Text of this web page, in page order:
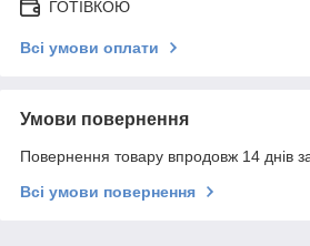
ГОТІВКОЮ
Всі умови оплати
Умови повернення
Повернення товару впродовж 14 днів
Всі умови повернення